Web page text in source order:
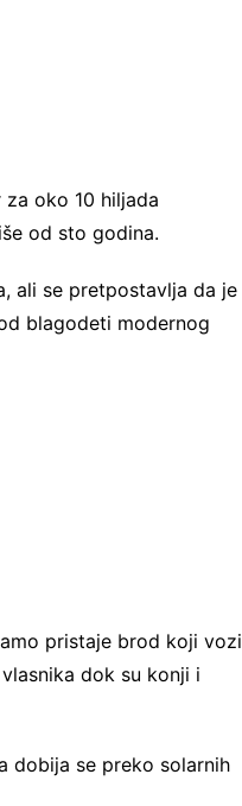
oko 10 hiljada
od sto godina.
ali se pretpostavlja da je
blagodeti modernog
pristaje brod koji vozi
dok su konji i
dobija se preko solarnih